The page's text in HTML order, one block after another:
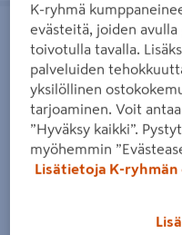
Lattiakaivo pystymalli ACO
ruostumaton teräs, matta/kakel
Lattiakaivo pystymalli ACO
DN70 ruostumaton teräs,
K-ryhmä
evästeitä, joiden
toivotulla tavalla.
palveluiden
yksilöllinen
tarjoaminen. Voit
”Hyväksy kaikki”.
myöhemmin
Lisätietoja K-